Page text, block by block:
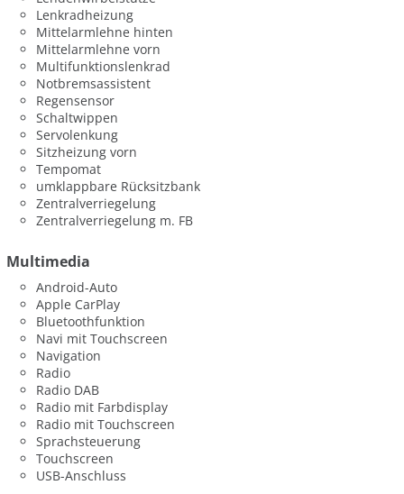
Lenkradheizung
Mittelarmlehne hinten
Mittelarmlehne vorn
Multifunktionslenkrad
Notbremsassistent
Regensensor
Schaltwippen
Servolenkung
Sitzheizung vorn
Tempomat
umklappbare Rücksitzbank
Zentralverriegelung
Zentralverriegelung m. FB
Multimedia
Android-Auto
Apple CarPlay
Bluetoothfunktion
Navi mit Touchscreen
Navigation
Radio
Radio DAB
Radio mit Farbdisplay
Radio mit Touchscreen
Sprachsteuerung
Touchscreen
USB-Anschluss